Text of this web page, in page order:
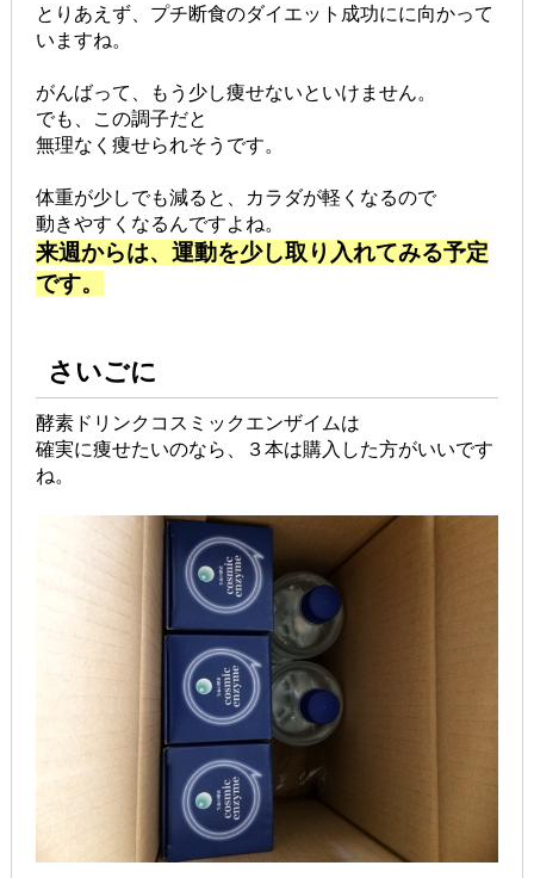
とりあえず、プチ断食のダイエット成功にに向かって
いますね。
がんばって、もう少し痩せないといけません。
でも、この調子だと
無理なく痩せられそうです。
体重が少しでも減ると、カラダが軽くなるので
動きやすくなるんですよね。
来週からは、運動を少し取り入れてみる予定
です。
さいごに
酵素ドリンクコスミックエンザイムは
確実に痩せたいのなら、３本は購入した方がいいです
ね。